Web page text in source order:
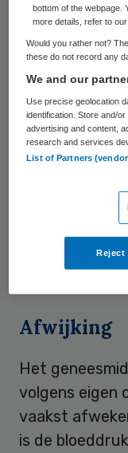
verzekerde
procent van
apotheek
Daarvan is
apotheker
gronden zijn
preferente
beschouwing
van de
noodzaak en
logistieke
Afwijking
Het
volgens eigen
vaakst
is de
bottom of the webpage.
more details, refer to
Would you rather not?
these do not record any
We and our
Use precise geolocation
identification. Store and/
advertising and content,
research and services
List of Partners
Reject